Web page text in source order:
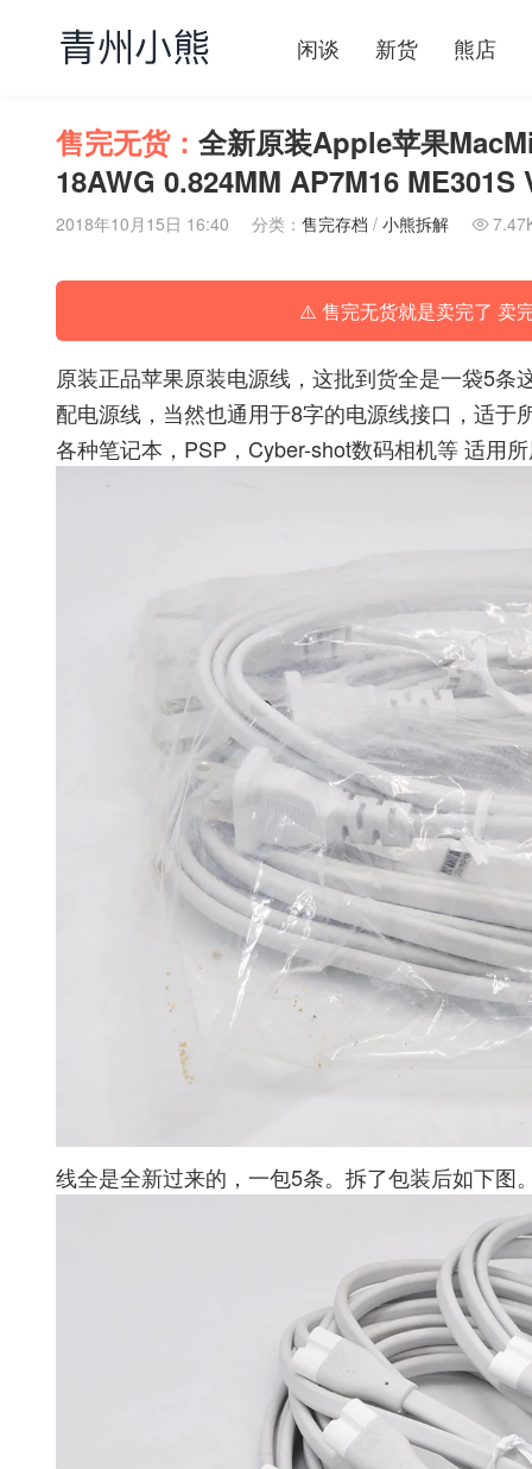
闲谈 新货 熊店
售完无货： 全新原装Apple苹果
18AWG 0.824MM AP7M16 ME301S
2018年10月15日 16:40 分类： 售完存档 / 小熊拆解 
⚠️ 售完无货就是卖完了 卖
原装正品苹果原装电源线，这批到货全是一袋5
配电源线，当然也通用于8字的电源线接口，适
各种笔记本，PSP，Cyber-shot数码相机等 适用
线全是全新过来的，一包5条。拆了包装后如下图